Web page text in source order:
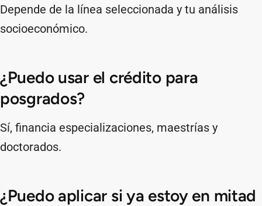
Depende de la línea seleccionada y tu análisis
socioeconómico.
¿Puedo usar el crédito para
posgrados?
Sí, financia especializaciones, maestrías y
doctorados.
¿Puedo aplicar si ya estoy en mitad